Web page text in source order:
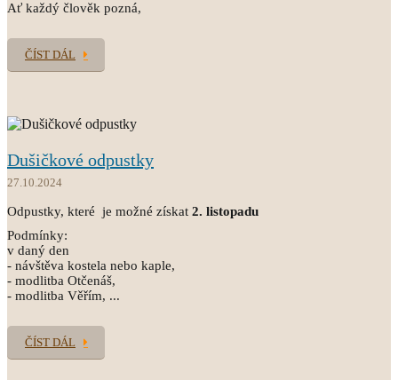
Ať každý člověk pozná,
ČÍST DÁL
Dušičkové odpustky
27.10.2024
Odpustky, které je možné získat 2. listopadu
Podmínky:
v daný den
- návštěva kostela nebo kaple,
- modlitba Otčenáš,
- modlitba Věřím, ...
ČÍST DÁL